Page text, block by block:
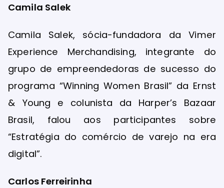
Camila Salek
Camila Salek, sócia-fundadora da Vimer
Experience Merchandising, integrante do
grupo de empreendedoras de sucesso do
programa “Winning Women Brasil” da Ernst
& Young e colunista da Harper’s Bazaar
Brasil, falou aos participantes sobre
“Estratégia do comércio de varejo na era
digital”.
Carlos Ferreirinha